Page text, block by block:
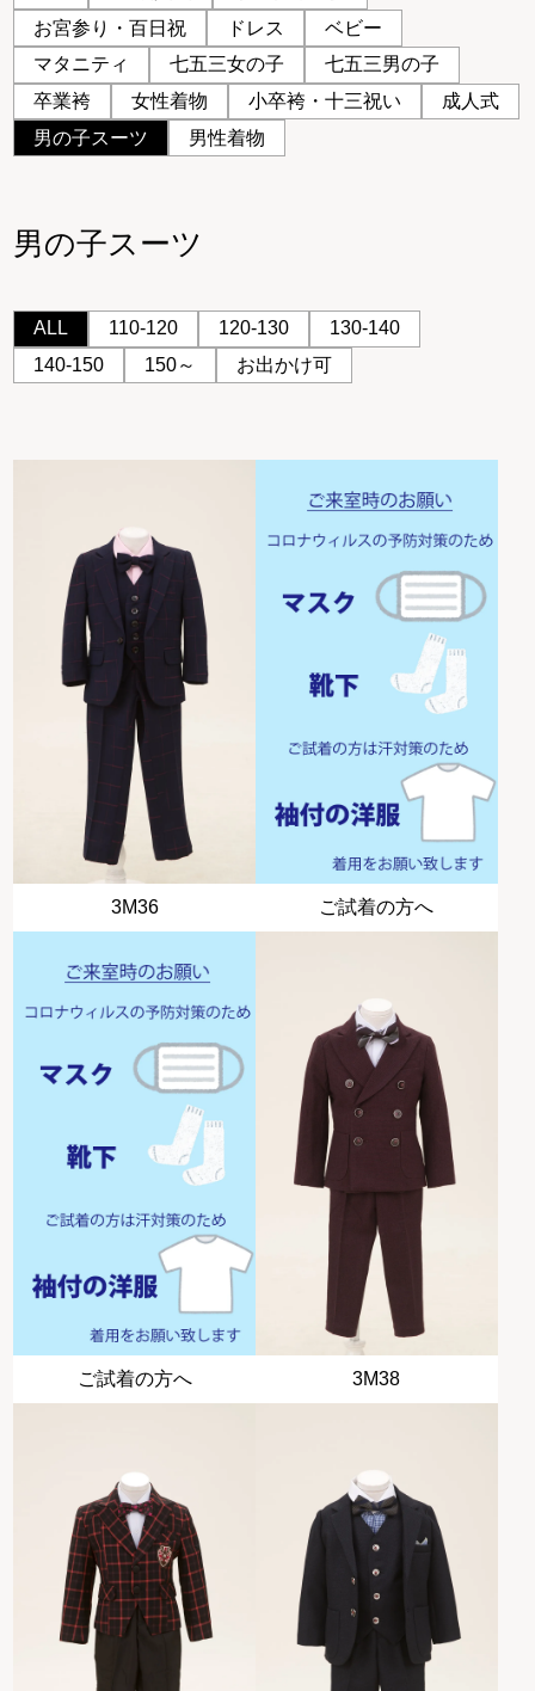
お宮参り・百日祝
ドレス
ベビー
マタニティ
七五三女の子
七五三男の子
卒業袴
女性着物 小卒袴・十三祝い
成人式
男の子スーツ
男性着物
男の子スーツ
ALL 110-120 120-130
130-140
140-150
150～ お出かけ可
3M36 ご試着の方へ
ご試着の方へ 3M38